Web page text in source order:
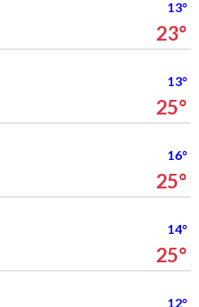
13°
23°
13°
25°
16°
25°
14°
25°
12°